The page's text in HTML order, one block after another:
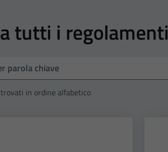
tutti i regolamenti
in ordine alfabetico